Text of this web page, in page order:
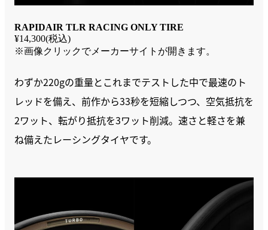
RAPIDAIR TLR RACING ONLY TIRE
¥14,300(税込)
※画像クリックでメーカーサイトが開きます。
わずか220gの重量とこれまでテストした中で最速のト
レッドを備え、前作から33秒を短縮しつつ、空気抵抗を
2ワット、転がり抵抗を3ワット削減。速さと軽さを兼
ね備えたレーシングタイヤです。